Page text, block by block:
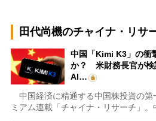
田代尚機のチャイナ・リサ
中国「Kimi K3」の衝
か？ 米財務長官が検
AI…
中国経済に精通する中国株投資の第
ミアム連載「チャイナ・リサーチ」